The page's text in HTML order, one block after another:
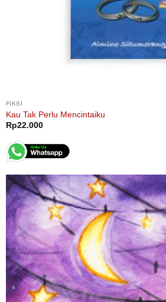
FIKSI
Kau Tak Perlu Mencintaiku
Rp22.000